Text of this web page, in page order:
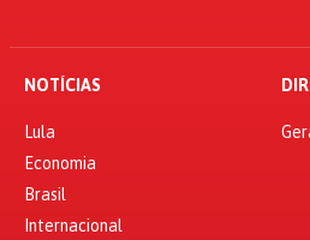
NOTÍCIAS
Lula
Economia
Brasil
Internacional